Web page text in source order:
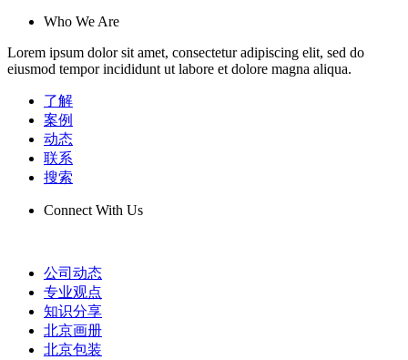
Who We Are
Lorem ipsum dolor sit amet, consectetur adipiscing elit, sed do
eiusmod tempor incididunt ut labore et dolore magna aliqua.
了解
案例
动态
联系
搜索
Connect With Us
公司动态
专业观点
知识分享
北京画册
北京包装